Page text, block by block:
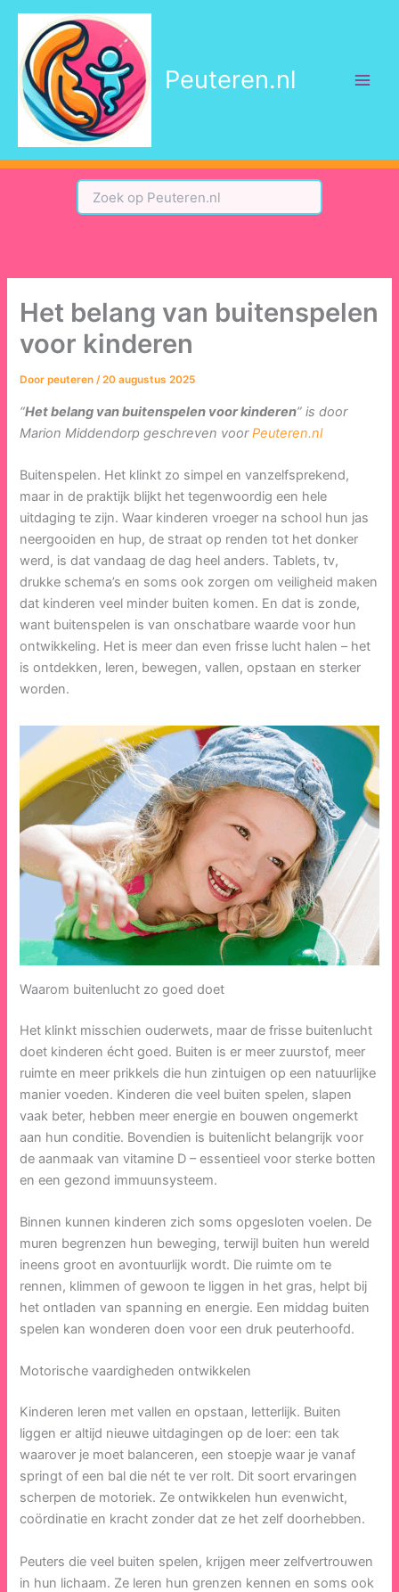
inhoud
Peuteren.nl
Het belang van buitenspelen
voor kinderen
Doorpeuteren/20 augustus 2025
“Het belang van buitenspelen voor kinderen” is door
Marion Middendorp geschreven voorPeuteren.nl
Buitenspelen. Het klinkt zo simpel en vanzelfsprekend,
maar in de praktijk blijkt het tegenwoordig een hele
uitdaging te zijn. Waar kinderen vroeger na school hun jas
neergooiden en hup, de straat op renden tot het donker
werd, is dat vandaag de dag heel anders. Tablets, tv,
drukke schema’s en soms ook zorgen om veiligheid maken
dat kinderen veel minder buiten komen. En dat is zonde,
want buitenspelen is van onschatbare waarde voor hun
ontwikkeling. Het is meer dan even frisse lucht halen – het
is ontdekken, leren, bewegen, vallen, opstaan en sterker
worden.
Waarom buitenlucht zo goed doet
Het klinkt misschien ouderwets, maar de frisse buitenlucht
doet kinderen écht goed. Buiten is er meer zuurstof, meer
ruimte en meer prikkels die hun zintuigen op een natuurlijke
manier voeden. Kinderen die veel buiten spelen, slapen
vaak beter, hebben meer energie en bouwen ongemerkt
aan hun conditie. Bovendien is buitenlicht belangrijk voor
de aanmaak van vitamine D – essentieel voor sterke botten
en een gezond immuunsysteem.
Binnen kunnen kinderen zich soms opgesloten voelen. De
muren begrenzen hun beweging, terwijl buiten hun wereld
ineens groot en avontuurlijk wordt. Die ruimte om te
rennen, klimmen of gewoon te liggen in het gras, helpt bij
het ontladen van spanning en energie. Een middag buiten
spelen kan wonderen doen voor een druk peuterhoofd.
Motorische vaardigheden ontwikkelen
Kinderen leren met vallen en opstaan, letterlijk. Buiten
liggen er altijd nieuwe uitdagingen op de loer: een tak
waarover je moet balanceren, een stoepje waar je vanaf
springt of een bal die nét te ver rolt. Dit soort ervaringen
scherpen de motoriek. Ze ontwikkelen hun evenwicht,
coördinatie en kracht zonder dat ze het zelf doorhebben.
Peuters die veel buiten spelen, krijgen meer zelfvertrouwen
in hun lichaam. Ze leren hun grenzen kennen en soms ook